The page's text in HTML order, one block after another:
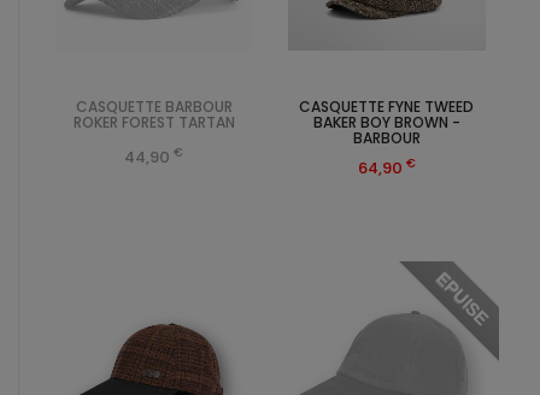
CASQUETTE BARBOUR
ROKER FOREST TARTAN
44,90€
CASQUETTE FYNE TWEED
BAKER BOY BROWN -
BARBOUR
64,90 €
EPUISE